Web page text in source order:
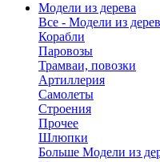
Модели из дерева
Все - Модели из
Корабли
Паровозы
Трамваи, повозки
Артиллерия
Самолеты
Строения
Прочее
Шлюпки
Больше Модели из